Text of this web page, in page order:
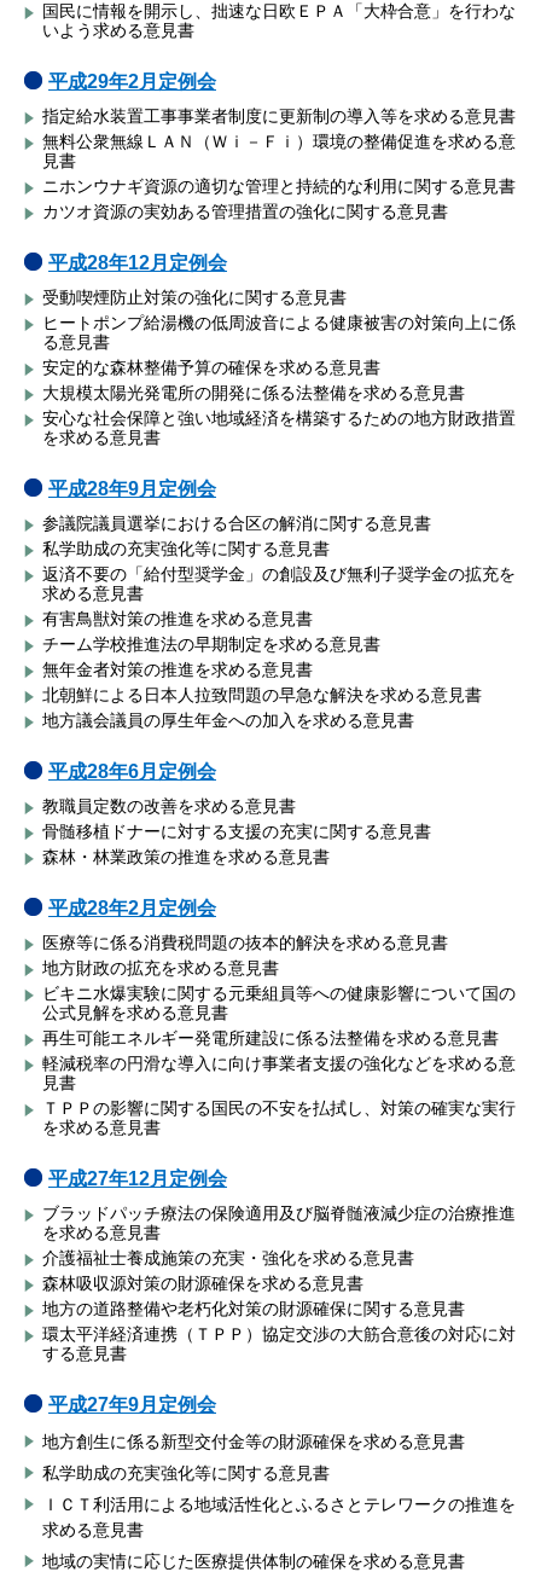
国民に情報を開示し、拙速な日欧ＥＰＡ「大枠合意」を行わな
いよう求める意見書
平成29年2月定例会
指定給水装置工事事業者制度に更新制の導入等を求める意見書
無料公衆無線ＬＡＮ（Ｗｉ－Ｆｉ）環境の整備促進を求める意
見書
ニホンウナギ資源の適切な管理と持続的な利用に関する意見書
カツオ資源の実効ある管理措置の強化に関する意見書
平成28年12月定例会
受動喫煙防止対策の強化に関する意見書
ヒートポンプ給湯機の低周波音による健康被害の対策向上に係
る意見書
安定的な森林整備予算の確保を求める意見書
大規模太陽光発電所の開発に係る法整備を求める意見書
安心な社会保障と強い地域経済を構築するための地方財政措置
を求める意見書
平成28年9月定例会
参議院議員選挙における合区の解消に関する意見書
私学助成の充実強化等に関する意見書
返済不要の「給付型奨学金」の創設及び無利子奨学金の拡充を
求める意見書
有害鳥獣対策の推進を求める意見書
チーム学校推進法の早期制定を求める意見書
無年金者対策の推進を求める意見書
北朝鮮による日本人拉致問題の早急な解決を求める意見書
地方議会議員の厚生年金への加入を求める意見書
平成28年6月定例会
教職員定数の改善を求める意見書
骨髄移植ドナーに対する支援の充実に関する意見書
森林・林業政策の推進を求める意見書
平成28年2月定例会
医療等に係る消費税問題の抜本的解決を求める意見書
地方財政の拡充を求める意見書
ビキニ水爆実験に関する元乗組員等への健康影響について国の
公式見解を求める意見書
再生可能エネルギー発電所建設に係る法整備を求める意見書
軽減税率の円滑な導入に向け事業者支援の強化などを求める意
見書
ＴＰＰの影響に関する国民の不安を払拭し、対策の確実な実行
を求める意見書
平成27年12月定例会
ブラッドパッチ療法の保険適用及び脳脊髄液減少症の治療推進
を求める意見書
介護福祉士養成施策の充実・強化を求める意見書
森林吸収源対策の財源確保を求める意見書
地方の道路整備や老朽化対策の財源確保に関する意見書
環太平洋経済連携（ＴＰＰ）協定交渉の大筋合意後の対応に対
する意見書
平成27年9月定例会
地方創生に係る新型交付金等の財源確保を求める意見書
私学助成の充実強化等に関する意見書
ＩＣＴ利活用による地域活性化とふるさとテレワークの推進を
求める意見書
地域の実情に応じた医療提供体制の確保を求める意見書